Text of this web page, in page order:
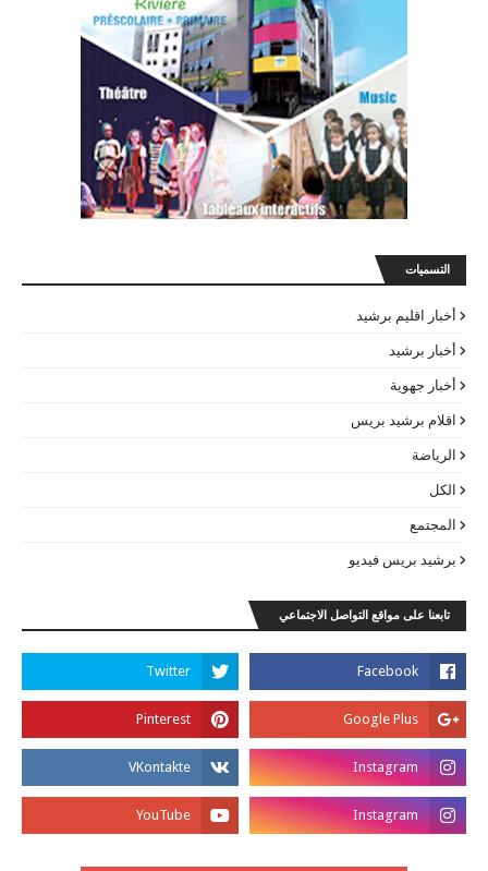
التسميات
أخبار اقليم برشيد
أخبار برشيد
أخبار جهوية
اقلام برشيد بريس
الرياضة
الكل
المجتمع
برشيد بريس فيديو
تابعنا على مواقع التواصل الاجتماعي